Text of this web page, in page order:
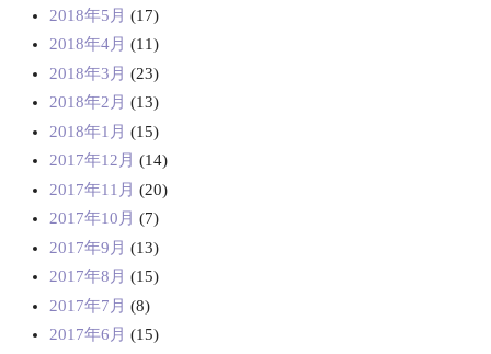
2018年5月 (17)
2018年4月 (11)
2018年3月 (23)
2018年2月 (13)
2018年1月 (15)
2017年12月 (14)
2017年11月 (20)
2017年10月 (7)
2017年9月 (13)
2017年8月 (15)
2017年7月 (8)
2017年6月 (15)